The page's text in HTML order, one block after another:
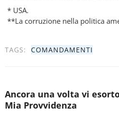
* USA.
**La corruzione nella politica
TAGS: COMANDAMENTI
Ancora una volta vi
Mia Provvidenza